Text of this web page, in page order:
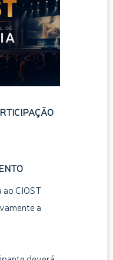
CIOST
a